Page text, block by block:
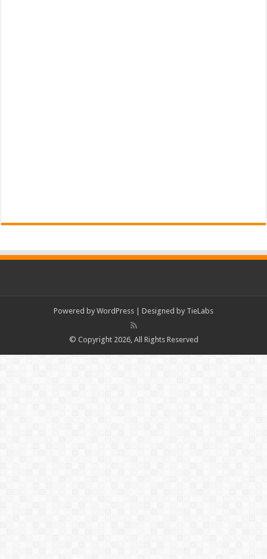
Powered by WordPress | Designed by TieLabs
© Copyright 2026, All Rights Reserved